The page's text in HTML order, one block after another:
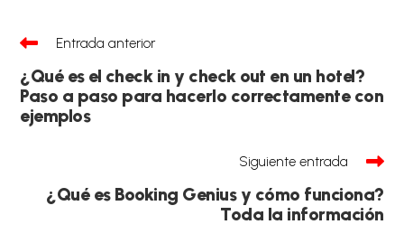
Leer
más
artículos
Entrada anterior
¿Qué es el check in y check out en un hotel?
Paso a paso para hacerlo correctamente con
ejemplos
Siguiente entrada
¿Qué es Booking Genius y cómo funciona?
Toda la información